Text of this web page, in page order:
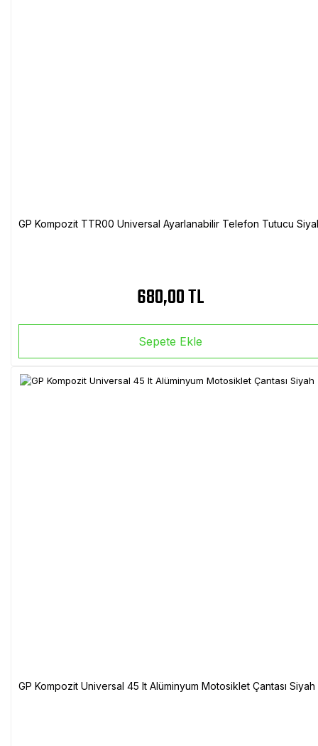
GP Kompozit TTR00 Universal Ayarlanabilir Telefon Tutucu
680,00 TL
Sepete Ekle
GP Kompozit Universal 45 lt Alüminyum Motosiklet Çantası Siyah